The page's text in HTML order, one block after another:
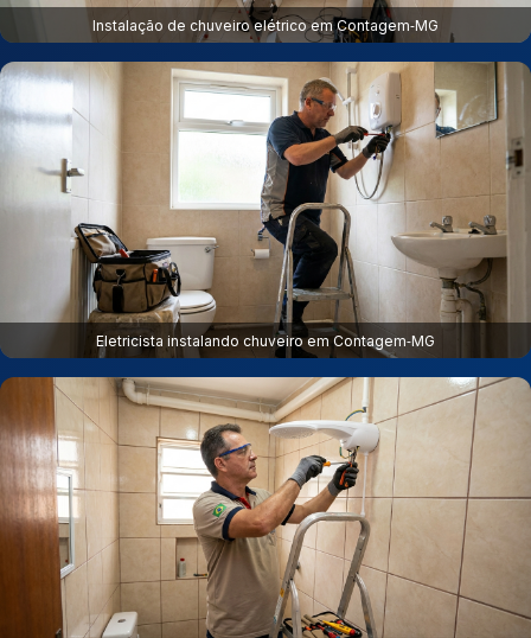
Instalação de chuveiro elétrico em Contagem‑MG
Eletricista instalando chuveiro em Contagem‑MG